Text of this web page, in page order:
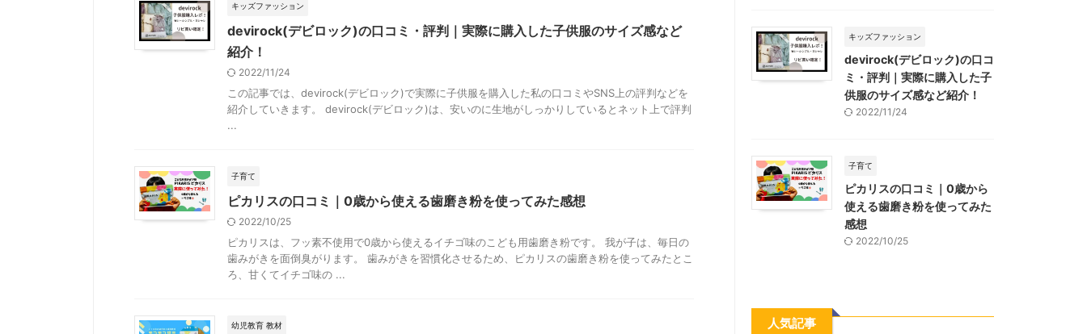
キッズファッション
devirock(デビロック)の口コミ・評判｜実際に購入した子供服のサイズ感など
紹介！
2022/11/24
この記事では、devirock(デビロック)で実際に子供服を購入した私の口コミやSNS上の評判などを
紹介していきます。 devirock(デビロック)は、安いのに生地がしっかりしているとネット上で評判
...
子育て
ピカリスの口コミ｜0歳から使える歯磨き粉を使ってみた感想
2022/10/25
ピカリスは、フッ素不使用で0歳から使えるイチゴ味のこども用歯磨き粉です。 我が子は、毎日の
歯みがきを面倒臭がります。 歯みがきを習慣化させるため、ピカリスの歯磨き粉を使ってみたとこ
ろ、甘くてイチゴ味の ...
幼児教育 教材
キッズファッション
devirock(デビロック)の口コ
ミ・評判｜実際に購入した子
供服のサイズ感など紹介！
2022/11/24
子育て
ピカリスの口コミ｜0歳から
使える歯磨き粉を使ってみた
感想
2022/10/25
人気記事